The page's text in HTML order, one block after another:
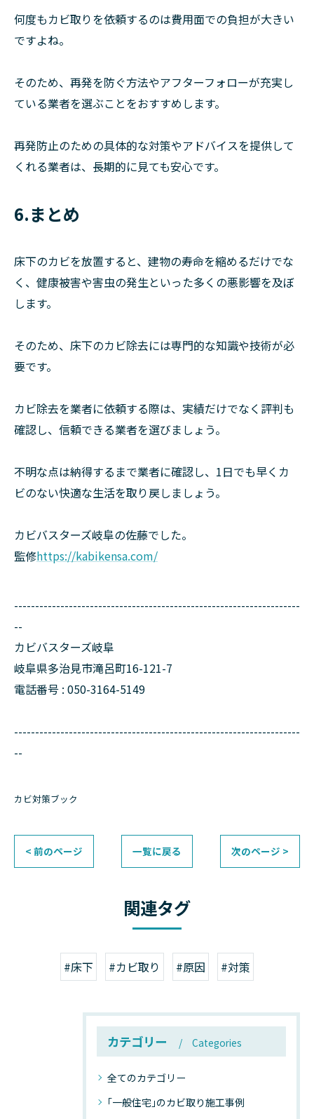
何度もカビ取りを依頼するのは費用面での負担が大きい
ですよね。
そのため、再発を防ぐ方法やアフターフォローが充実し
ている業者を選ぶことをおすすめします。
再発防止のための具体的な対策やアドバイスを提供して
くれる業者は、長期的に見ても安心です。
6.まとめ
床下のカビを放置すると、建物の寿命を縮めるだけでな
く、健康被害や害虫の発生といった多くの悪影響を及ぼ
します。
そのため、床下のカビ除去には専門的な知識や技術が必
要です。
カビ除去を業者に依頼する際は、実績だけでなく評判も
確認し、信頼できる業者を選びましょう。
不明な点は納得するまで業者に確認し、1日でも早くカ
ビのない快適な生活を取り戻しましょう。
カビバスターズ岐阜の佐藤でした。
監修https://kabikensa.com/
--------------------------------------------------------------------
--
カビバスターズ岐阜
岐阜県多治見市滝呂町16-121-7
電話番号 : 050-3164-5149
--------------------------------------------------------------------
--
カビ対策ブック
< 前のページ 一覧に戻る 次のページ >
関連タグ
#床下 #カビ取り #原因 #対策
カテゴリー Categories
全てのカテゴリー
｢一般住宅｣のカビ取り施工事例